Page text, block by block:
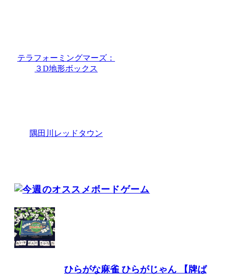
テラフォーミングマーズ：
３D地形ボックス
隅田川レッドタウン
ひらがな麻雀 ひらがじゃん 【牌ば